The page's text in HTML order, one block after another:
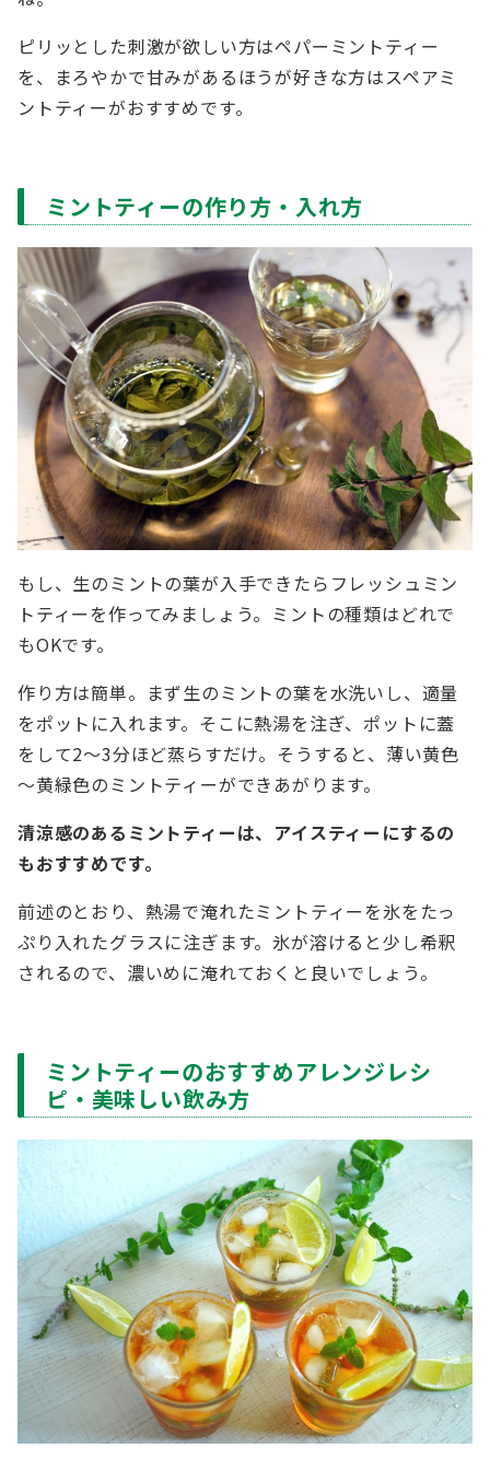
ピリッとした刺激が欲しい方はペパーミントティー
を、まろやかで甘みがあるほうが好きな方はスペアミ
ントティーがおすすめです。
ミントティーの作り方・入れ方
もし、生のミントの葉が入手できたらフレッシュミン
トティーを作ってみましょう。ミントの種類はどれで
もOKです。
作り方は簡単。まず生のミントの葉を水洗いし、適量
をポットに入れます。そこに熱湯を注ぎ、ポットに蓋
をして2～3分ほど蒸らすだけ。そうすると、薄い黄色
～黄緑色のミントティーができあがります。
清涼感のあるミントティーは、アイスティーにするの
もおすすめです。
前述のとおり、熱湯で淹れたミントティーを氷をたっ
ぷり入れたグラスに注ぎます。氷が溶けると少し希釈
されるので、濃いめに淹れておくと良いでしょう。
ミントティーのおすすめアレンジレシ
ピ・美味しい飲み方